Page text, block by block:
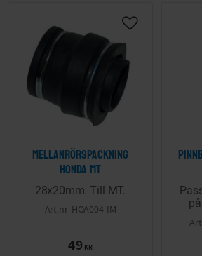
Mellanrörspackning
Honda MT
28x20mm. Till MT.
HOA004-IM
49 KR
Lägg till i